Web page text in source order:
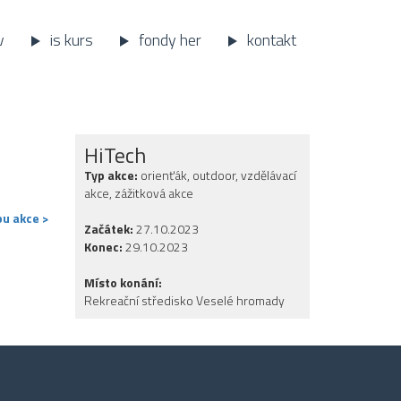
is kurs fondy her kontakt
akce >
HiTech
Typ akce: orienťák, outdoor, vzdělávací
akce, zážitková akce
Začátek:27.10.2023
Konec:29.10.2023
Místo konání:
Rekreační středisko Veselé hromady